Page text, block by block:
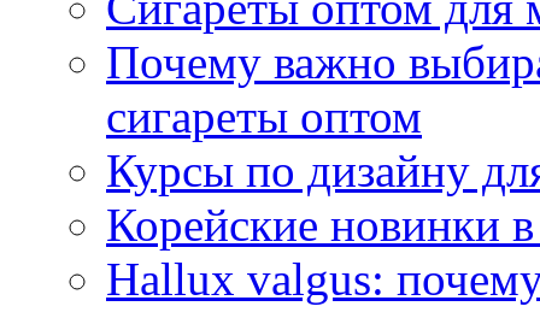
Почему важно
сигареты оптом
Курсы по дизайну
Корейские новинки
Hallux valgus: почему